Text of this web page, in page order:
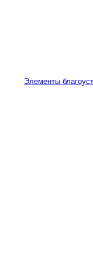
Элементы